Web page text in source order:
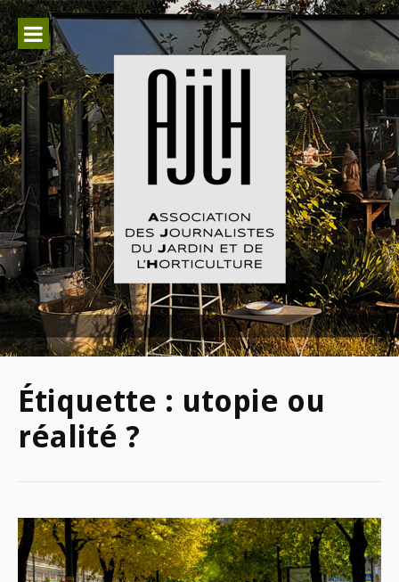
Aller
au
contenu
Association des Journalistes du
Jardin et de l'Horticulture
Étiquette : utopie ou
réalité ?